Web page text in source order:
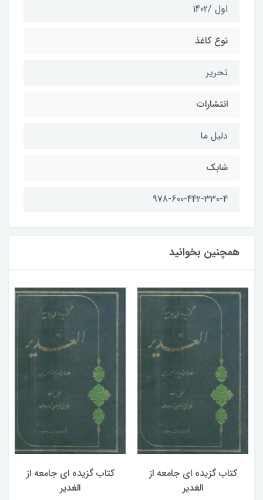
اول /1402
نوع کاغذ
تحریر
انتشارات
دلیل ما
شابك
978-600-442-330-4
همچنین بخوانید
کتاب گزیده ای جامعه از
الغدیر
کتاب گزیده ای جامعه از
الغدیر